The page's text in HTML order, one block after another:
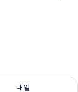
일
내일
가능 여부 확인, 8월